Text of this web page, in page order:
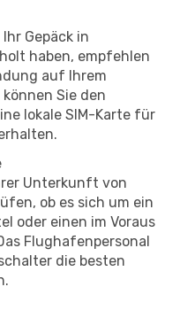
Gepäck in
haben, empfehlen
auf Ihrem
Sie den
lokale SIM-Karte für
Unterkunft von
ob es sich um ein
oder einen im Voraus
Flughafenpersonal
die besten